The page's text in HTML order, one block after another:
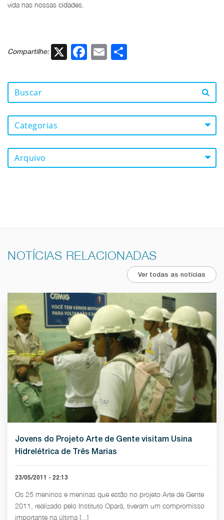
vida nas nossas cidades.
Compartilhe: X Facebook
Email
Categorias
Arquivo
NOTÍCIAS RELACIONADAS
Ver todas as notícias
Jovens do Projeto Arte de Gente visitam Usina
Hidrelétrica de Três Marias
23/05/2011 - 22:13
Os 25 meninos e meninas que estão no projeto Arte de Gente
2011, realizado pelo Instituto Opará, tiveram um compromisso
importante na última [...]